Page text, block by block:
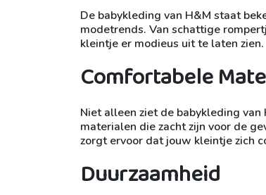
De babykleding van H&M staat
modetrends. Van schattige
kleintje er modieus uit te laten zien.
Comfortabele
Niet alleen ziet de babykleding
materialen die zacht zijn voor de
zorgt ervoor dat jouw kleintje zich
Duurzaamheid